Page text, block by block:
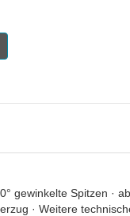
gewinkelte Spitzen ·
· Weitere